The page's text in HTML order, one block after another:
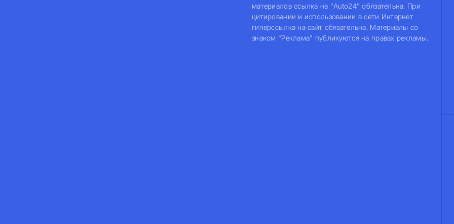
материалов ссылка на "Auto24" обязательна. При
цитировании и использовании в сети Интернет
гиперссылка на сайт обязательна. Материалы со
знаком "Реклама" публикуются на правах рекламы.